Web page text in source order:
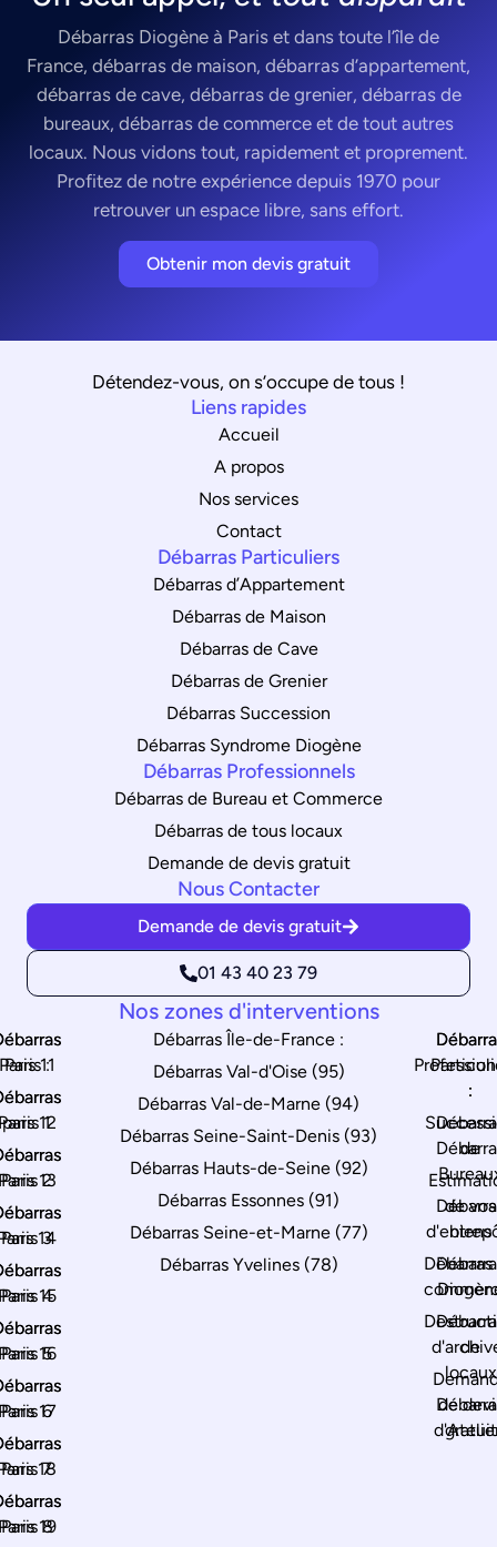
Débarras Diogène à Paris et dans toute l’île de
France, débarras de maison, débarras d’appartement,
débarras de cave, débarras de grenier, débarras de
bureaux, débarras de commerce et de tout autres
locaux. Nous vidons tout, rapidement et proprement.
Profitez de notre expérience depuis 1970 pour
retrouver un espace libre, sans effort.
Obtenir mon devis gratuit
Détendez-vous, on s’occupe de tous !
Liens rapides
Accueil
A propos
Nos services
Contact
Débarras Particuliers
Débarras d’Appartement
Débarras de Maison
Débarras de Cave
Débarras de Grenier
Débarras Succession
Débarras Syndrome Diogène
Débarras Professionnels
Débarras de Bureau et Commerce
Débarras de tous locaux
Demande de devis gratuit
Nous Contacter
Demande de devis gratuit
01 43 40 23 79
Nos zones d'interventions
Paris :
paris 1
Paris 2
Paris 3
Paris 4
Paris 5
Paris 6
Paris 7
Paris 8
11
12
13
14
15
16
17
18
19
Débarras Île-de-France :
Débarras Val-d'Oise (95)
Débarras Val-de-Marne (94)
Débarras Seine-Saint-Denis (93)
Débarras Hauts-de-Seine (92)
Débarras Essonnes (91)
Débarras Seine-et-Marne (77)
Débarras Yvelines (78)
:
de vos
biens
de
gratuit
:
de
de
locaux